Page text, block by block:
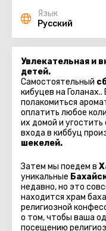
Язык
Русский
Увлекательная и
детей.
Самостоятельный
кибуцев на
полакомиться
оплатить любое
их домой и
входа в киббуц
шекелей.
Затем мы поедем в
уникальные
недавно, но это
находится храм
религиозной
о том, чтобы ваша
посещению